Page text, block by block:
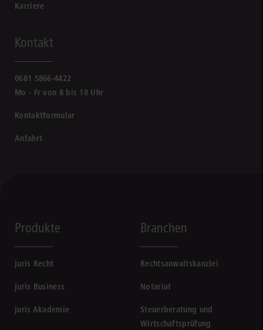
Karriere
Kontakt
0681 5866-4422
Mo - Fr von 8 bis 18 Uhr
Kontaktformular
Anfahrt
Produkte
juris Recht
juris Business
juris Akademie
Branchen
Rechtsanwaltskanzlei
Notariat
Steuerberatung und
Wirtschaftsprüfung